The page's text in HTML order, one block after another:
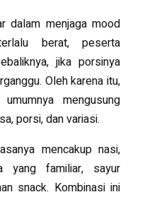
dalam menjaga mood
berat, peserta
jika porsinya
Oleh karena itu,
mengusung
porsi, dan variasi.
mencakup nasi,
yang familiar, sayur
snack. Kombinasi ini